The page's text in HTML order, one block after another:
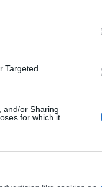
Targeted
and/or Sharing
for which it
για τον